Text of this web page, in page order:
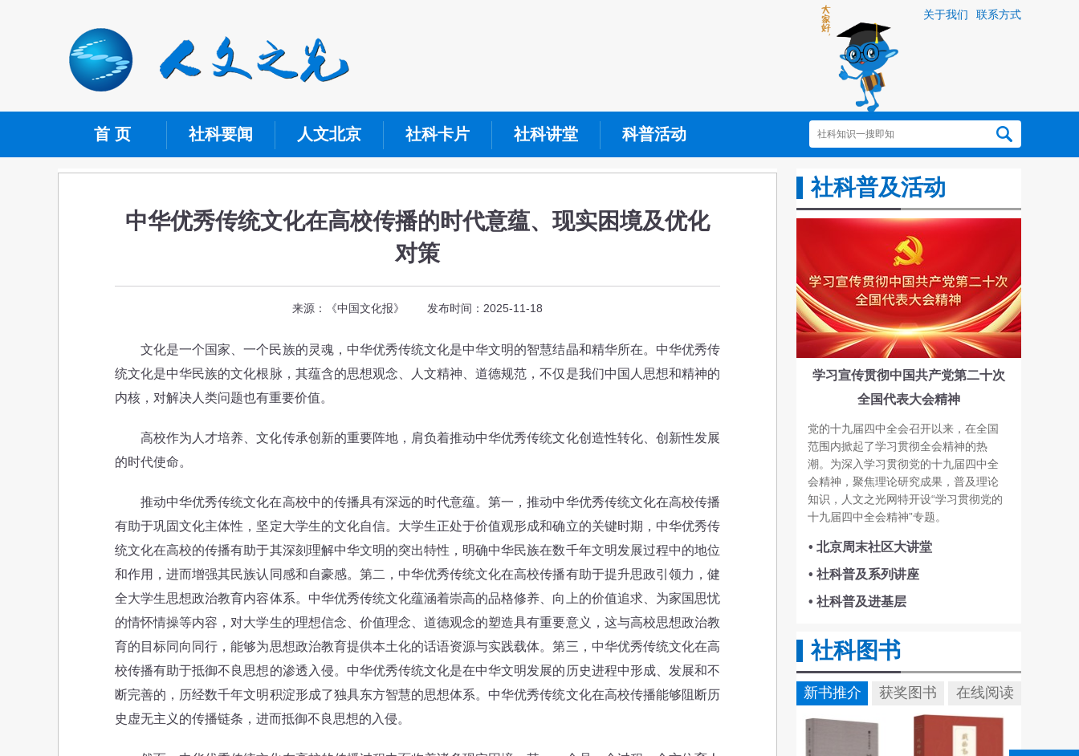
关于我们 联系方式
首 页 社科要闻 人文北京 社科卡片 社科讲堂 科普活动
中华优秀传统文化在高校传播的时代意蕴、现实困境及优化
对策
来源：《中国文化报》 发布时间：2025-11-18
文化是一个国家、一个民族的灵魂，中华优秀传统文化是中华文明的智慧结晶和精华所在。中华优秀传
统文化是中华民族的文化根脉，其蕴含的思想观念、人文精神、道德规范，不仅是我们中国人思想和精神的
内核，对解决人类问题也有重要价值。
高校作为人才培养、文化传承创新的重要阵地，肩负着推动中华优秀传统文化创造性转化、创新性发展
的时代使命。
推动中华优秀传统文化在高校中的传播具有深远的时代意蕴。第一，推动中华优秀传统文化在高校传播
有助于巩固文化主体性，坚定大学生的文化自信。大学生正处于价值观形成和确立的关键时期，中华优秀传
统文化在高校的传播有助于其深刻理解中华文明的突出特性，明确中华民族在数千年文明发展过程中的地位
和作用，进而增强其民族认同感和自豪感。第二，中华优秀传统文化在高校传播有助于提升思政引领力，健
全大学生思想政治教育内容体系。中华优秀传统文化蕴涵着崇高的品格修养、向上的价值追求、为家国思忧
的情怀情操等内容，对大学生的理想信念、价值理念、道德观念的塑造具有重要意义，这与高校思想政治教
育的目标同向同行，能够为思想政治教育提供本土化的话语资源与实践载体。第三，中华优秀传统文化在高
校传播有助于抵御不良思想的渗透入侵。中华优秀传统文化是在中华文明发展的历史进程中形成、发展和不
断完善的，历经数千年文明积淀形成了独具东方智慧的思想体系。中华优秀传统文化在高校传播能够阻断历
史虚无主义的传播链条，进而抵御不良思想的入侵。
社科普及活动
学习宣传贯彻中国共产党第二十次
全国代表大会精神
党的十九届四中全会召开以来，在全国
范围内掀起了学习贯彻全会精神的热
潮。为深入学习贯彻党的十九届四中全
会精神，聚焦理论研究成果，普及理论
知识，人文之光网特开设“学习贯彻党的
十九届四中全会精神”专题。
• 北京周末社区大讲堂
• 社科普及系列讲座
• 社科普及进基层
社科图书
新书推介 获奖图书 在线阅读